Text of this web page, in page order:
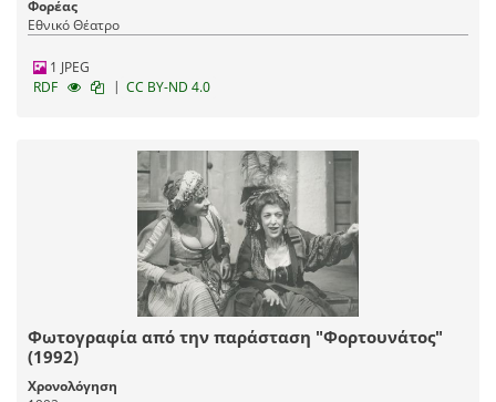
Φορέας
Εθνικό Θέατρο
1 JPEG
RDF
| CC BY-ND 4.0
Φωτογραφία από την παράσταση "Φορτουνάτος"
(1992)
Χρονολόγηση